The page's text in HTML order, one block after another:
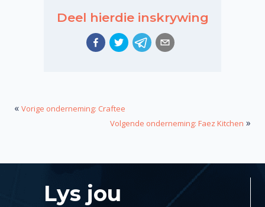
Deel hierdie inskrywing
« Vorige onderneming: Craftee
Volgende onderneming: Faez Kitchen »
Lys jou